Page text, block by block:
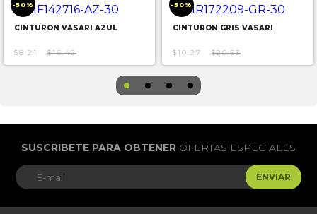
-50%
CINTURON VASARI AZUL
$8.21 $16.42
-50%
CINTURON GRIS VASARI
$10.27 $20.53
SUSCRIBETE PARA OBTENER OFERTAS ESPECIALES
ENVIAR